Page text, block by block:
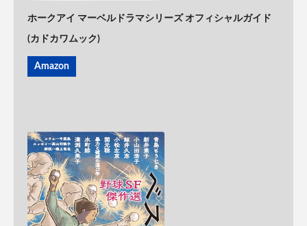
ホークアイ マーベルドラマシリーズ オフィシャルガイド
(カドカワムック)
Amazon